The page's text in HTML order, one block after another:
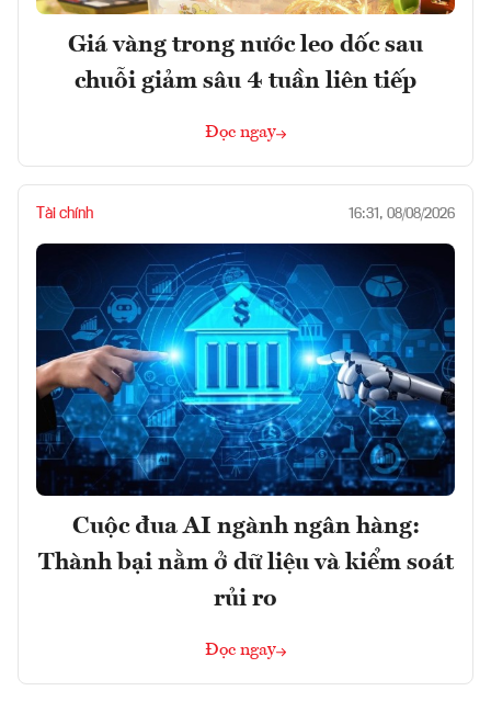
Giá vàng trong nước leo dốc sau
chuỗi giảm sâu 4 tuần liên tiếp
Đọc ngay
Tài chính 16:31, 08/08/2026
Cuộc đua AI ngành ngân hàng:
Thành bại nằm ở dữ liệu và kiểm soát
rủi ro
Đọc ngay